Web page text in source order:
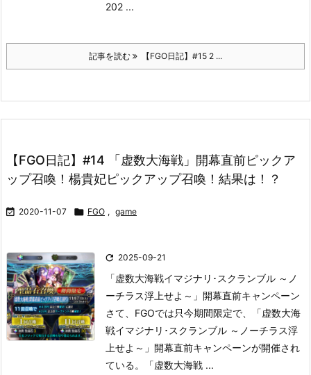
202 ...
記事を読む 【FGO日記】#15 2 ...
【FGO日記】#14 「虚数大海戦」開幕直前ピックア
ップ召喚！楊貴妃ピックアップ召喚！結果は！？
 2020-11-07  FGO , game
 2025-09-21
「虚数大海戦イマジナリ･スクランブル ～ノ
ーチラス浮上せよ～」開幕直前キャンペーン
さて、FGOでは只今期間限定で、「虚数大海
戦イマジナリ･スクランブル ～ノーチラス浮
上せよ～」開幕直前キャンペーンが開催され
ている。
「虚数大海戦 ...